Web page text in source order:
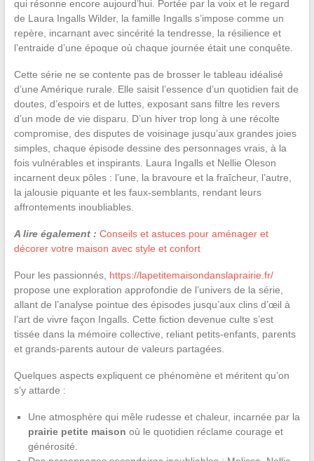
qui résonne encore aujourd’hui. Portée par la voix et le regard
de Laura Ingalls Wilder, la famille Ingalls s’impose comme un
repère, incarnant avec sincérité la tendresse, la résilience et
l’entraide d’une époque où chaque journée était une conquête.
Cette série ne se contente pas de brosser le tableau idéalisé
d’une Amérique rurale. Elle saisit l’essence d’un quotidien fait de
doutes, d’espoirs et de luttes, exposant sans filtre les revers
d’un mode de vie disparu. D’un hiver trop long à une récolte
compromise, des disputes de voisinage jusqu’aux grandes joies
simples, chaque épisode dessine des personnages vrais, à la
fois vulnérables et inspirants. Laura Ingalls et Nellie Oleson
incarnent deux pôles : l’une, la bravoure et la fraîcheur, l’autre,
la jalousie piquante et les faux-semblants, rendant leurs
affrontements inoubliables.
A lire également : Conseils et astuces pour aménager et
décorer votre maison avec style et confort
Pour les passionnés, https://lapetitemaisondanslaprairie.fr/
propose une exploration approfondie de l’univers de la série,
allant de l’analyse pointue des épisodes jusqu’aux clins d’œil à
l’art de vivre façon Ingalls. Cette fiction devenue culte s’est
tissée dans la mémoire collective, reliant petits-enfants, parents
et grands-parents autour de valeurs partagées.
Quelques aspects expliquent ce phénomène et méritent qu’on
s’y attarde :
Une atmosphère qui mêle rudesse et chaleur, incarnée par la
prairie petite maison où le quotidien réclame courage et
générosité.